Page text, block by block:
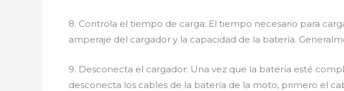
8. Controla el tiempo de carga: El tiempo necesario para
amperaje del cargador y la capacidad de la batería.
9. Desconecta el cargador: Una vez que la batería esté
desconecta los cables de la batería de la moto, primero el